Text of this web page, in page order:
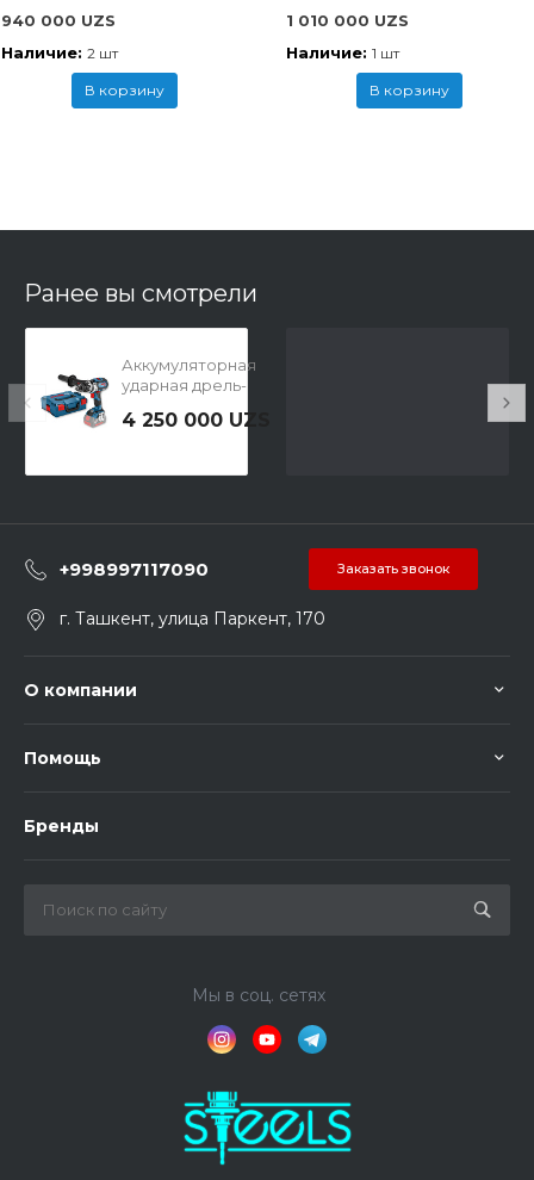
940 000 UZS
Наличие: 2 шт
В корзину
1 010 000 UZS
Наличие: 1 шт
В корзину
Ранее вы смотрели
Аккумуляторная
ударная дрель-
18V-85 C solo
4 250 000 UZS
+998997117090 Заказать звонок
г. Ташкент, улица Паркент, 170
О компании
Помощь
Бренды
Мы в соц. сетях